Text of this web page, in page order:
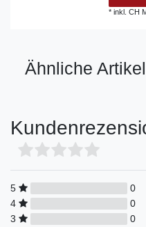
*inkl. CH
Ähnliche Artikel
5
0
4
0
3
0